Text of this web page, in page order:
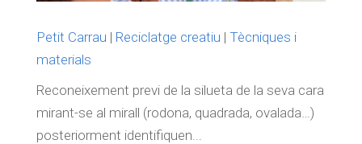
Petit Carrau | Reciclatge creatiu | Tècniques i
materials
Reconeixement previ de la silueta de la seva cara
mirant-se al mirall (rodona, quadrada, ovalada…)
posteriorment identifiquen...